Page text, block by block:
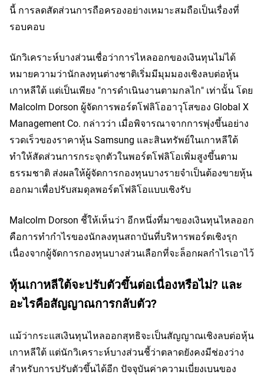
นี้ การลดสัดส่วนการถือครองอย่างเหมาะสมถือเป็นเรื่องที่
รอบคอบ
นักวิเคราะห์บางส่วนเชื่อว่าการไหลออกของเงินทุนไม่ได้
หมายความว่านักลงทุนต่างชาติเริ่มมีมุมมองเชิงลบต่อหุ้น
เกาหลีใต้ แต่เป็นเพียง "การดำเนินงานตามกลไก" เท่านั้น โดย
Malcolm Dorson ผู้จัดการพอร์ตโฟลิโออาวุโสของ Global X
Management Co. กล่าวว่า เมื่อพิจารณาจากการพุ่งขึ้นอย่าง
รวดเร็วของราคาหุ้น Samsung และสินทรัพย์ในเกาหลีใต้
ทำให้สัดส่วนการกระจุกตัวในพอร์ตโฟลิโอเพิ่มสูงขึ้นตาม
ธรรมชาติ ส่งผลให้ผู้จัดการกองทุนบางรายจำเป็นต้องขายหุ้น
ออกมาเพื่อปรับสมดุลพอร์ตโฟลิโอแบบเชิงรับ
Malcolm Dorson ชี้ให้เห็นว่า อีกหนึ่งที่มาของเงินทุนไหลออก
คือการทำกำไรของนักลงทุนสถาบันที่บริหารพอร์ตเชิงรุก
เนื่องจากผู้จัดการกองทุนบางส่วนเลือกที่จะล็อกผลกำไรเอาไว้
หุ้นเกาหลีใต้จะปรับตัวขึ้นต่อเนื่องหรือไม่? และ
อะไรคือสัญญาณการกลับตัว?
แม้ว่ากระแสเงินทุนไหลออกสุทธิจะเป็นสัญญาณเชิงลบต่อหุ้น
เกาหลีใต้ แต่นักวิเคราะห์บางส่วนชี้ว่าตลาดยังคงมีช่องว่าง
สำหรับการปรับตัวขึ้นได้อีก ปัจจุบันค่าความเบี่ยงเบนของ